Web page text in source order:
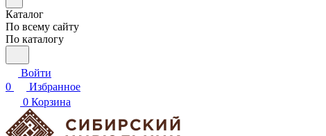
Каталог
По всему сайту
По каталогу
Войти
0
Избранное
0 Корзина